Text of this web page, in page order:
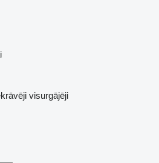
visurgājēji